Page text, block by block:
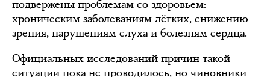
подвержены проблемам со здоровьем:
хроническим заболеваниям лёгких, снижению
зрения, нарушениям слуха и болезням сердца.
Официальных исследований причин такой
ситуации пока не проводилось, но чиновники